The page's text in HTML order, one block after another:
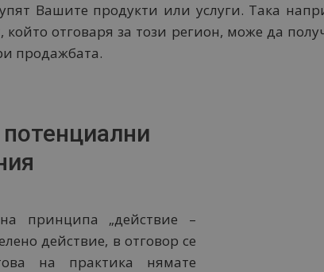
Вашите продукти или услуги. Така
отговаря за този регион, може да
продажбата.
принципа „действие –
действие, в отговор се
на практика нямате